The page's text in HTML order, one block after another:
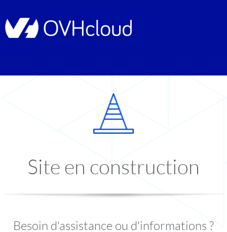
Site en construction
Besoin d'assistance ou d'informations ?